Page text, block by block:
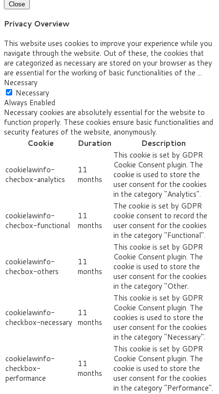
Close
Privacy Overview
This website uses cookies to improve your experience while you
navigate through the website. Out of these, the cookies that
are categorized as necessary are stored on your browser as they
are essential for the working of basic functionalities of the ...
Necessary
Necessary
Always Enabled
Necessary cookies are absolutely essential for the website to
function properly. These cookies ensure basic functionalities and
security features of the website, anonymously.
Cookie
Duration Description
cookielawinfo-
checbox-analytics
11
months
This cookie is set by GDPR
Cookie Consent plugin. The
cookie is used to store the
user consent for the cookies
in the category "Analytics".
cookielawinfo-
checbox-functional
11
months
The cookie is set by GDPR
cookie consent to record the
user consent for the cookies
in the category "Functional".
cookielawinfo-
checbox-others
11
months
This cookie is set by GDPR
Cookie Consent plugin. The
cookie is used to store the
user consent for the cookies
in the category "Other.
cookielawinfo-
checkbox-necessary
11
months
This cookie is set by GDPR
Cookie Consent plugin. The
cookies is used to store the
user consent for the cookies
in the category "Necessary".
cookielawinfo-
checkbox-
performance
11
months
This cookie is set by GDPR
Cookie Consent plugin. The
cookie is used to store the
user consent for the cookies
in the category "Performance".